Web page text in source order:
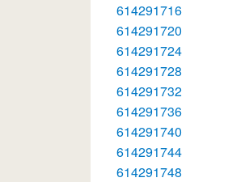
614291716
614291720
614291724
614291728
614291732
614291736
614291740
614291744
614291748